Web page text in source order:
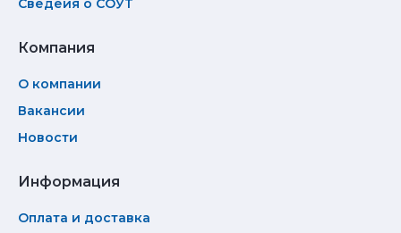
Сведеия о СОУТ
Компания
О компании
Вакансии
Новости
Информация
Оплата и доставка